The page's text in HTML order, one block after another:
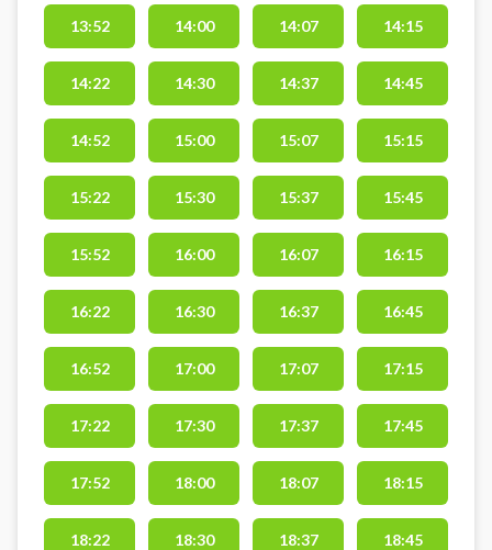
13:52 14:00 14:07 14:15
14:22 14:30 14:37 14:45
14:52 15:00 15:07 15:15
15:22 15:30 15:37 15:45
15:52 16:00 16:07 16:15
16:22 16:30 16:37 16:45
16:52 17:00 17:07 17:15
17:22 17:30 17:37 17:45
17:52 18:00 18:07 18:15
18:22 18:30 18:37 18:45